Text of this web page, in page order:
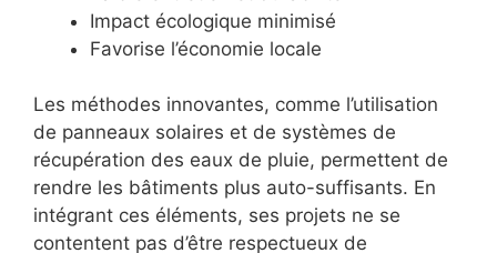
Impact écologique minimisé
Favorise l’économie locale
Les méthodes innovantes, comme l’utilisation
de panneaux solaires et de systèmes de
récupération des eaux de pluie, permettent de
rendre les bâtiments plus auto-suffisants. En
intégrant ces éléments, ses projets ne se
contentent pas d’être respectueux de